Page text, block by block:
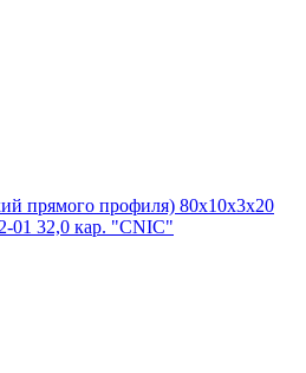
прямого профиля) 80х10х3х20
01 32,0 кар. "CNIC"